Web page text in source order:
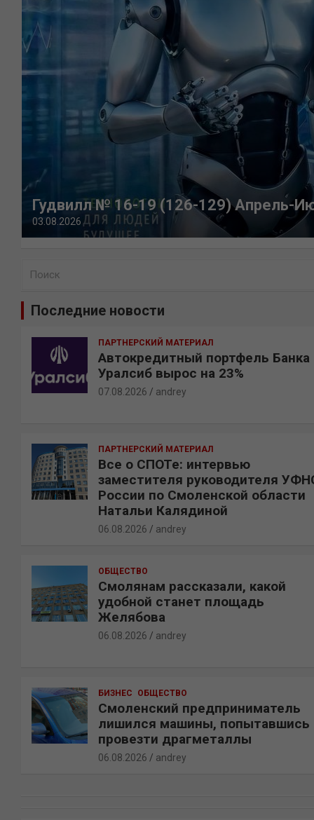
Гудвилл № 16-19 (126-129) Апрель-
03.08.2026
Последние новости
ПАРТНЕРСКИЙ МАТЕРИАЛ
Автокредитный портфель Банка
Уралсиб вырос на 23%
07.08.2026 andrey
ПАРТНЕРСКИЙ МАТЕРИАЛ
Все о СПОТе: интервью
заместителя руководителя
России по Смоленской области
Натальи Калядиной
06.08.2026 andrey
ОБЩЕСТВО
Смолянам рассказали, какой
удобной станет площадь
Желябова
06.08.2026 andrey
БИЗНЕС ОБЩЕСТВО
Смоленский предприниматель
лишился машины, попытавшись
провезти драгметаллы
06.08.2026 andrey